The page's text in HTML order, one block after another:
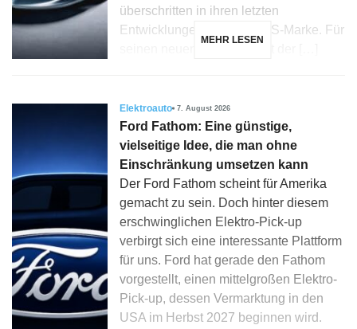
überschritten in ihren letzten
Entwicklungen die 2.000 PS-Marke. Für
MEHR LESEN
Elektroauto 7. August 2026
Ford Fathom: Eine günstige,
vielseitige Idee, die man ohne
Einschränkung umsetzen kann
Der Ford Fathom scheint für Amerika
gemacht zu sein. Doch hinter diesem
erschwinglichen Elektro-Pick-up
verbirgt sich eine interessante Plattform
für uns. Ford hat gerade den Fathom
vorgestellt, einen mittelgroßen Elektro-
Pick-up, dessen Vermarktung in den
USA im Herbst 2027 beginnen wird.